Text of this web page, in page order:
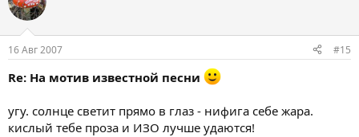
16 Авг 2007 #15
Re: На мотив известной песни
угу. солнце светит прямо в глаз - нифига себе жара.
кислый тебе проза и ИЗО лучше удаются!